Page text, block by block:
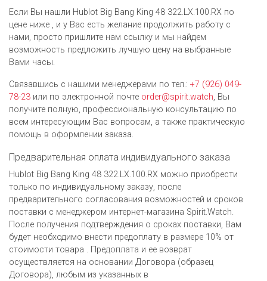
Если Вы нашли Hublot Big Bang King 48 322.LX.100.RX по
цене ниже , и у Вас есть желание продолжить работу с
нами, просто пришлите нам ссылку и мы найдем
возможность предложить лучшую цену на выбранные
Вами часы.
Связавшись с нашими менеджерами по тел.: +7 (926) 049-
78-23 или по электронной почте order@spirit.watch, Вы
получите полную, профессиональную консультацию по
всем интересующим Вас вопросам, а также практическую
помощь в оформлении заказа.
Предварительная оплата индивидуального заказа
Hublot Big Bang King 48 322.LX.100.RX можно приобрести
только по индивидуальному заказу, после
предварительного согласования возможностей и сроков
поставки с менеджером интернет-магазина Spirit.Watch.
После получения подтверждения о сроках поставки, Вам
будет необходимо внести предоплату в размере 10% от
стоимости товара . Предоплата и ее возврат
осуществляется на основании Договора (образец
Договора), любым из указанных в